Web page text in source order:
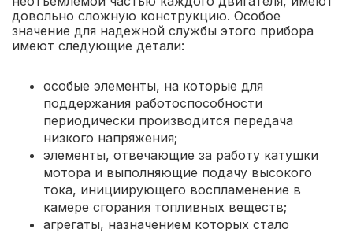
довольно сложную конструкцию. Особое
значение для надежной службы этого прибора
имеют следующие детали:
особые элементы, на которые для
поддержания работоспособности
периодически производится передача
низкого напряжения;
элементы, отвечающие за работу катушки
мотора и выполняющие подачу высокого
тока, инициирующего воспламенение в
камере сгорания топливных веществ;
агрегаты, назначением которых стало